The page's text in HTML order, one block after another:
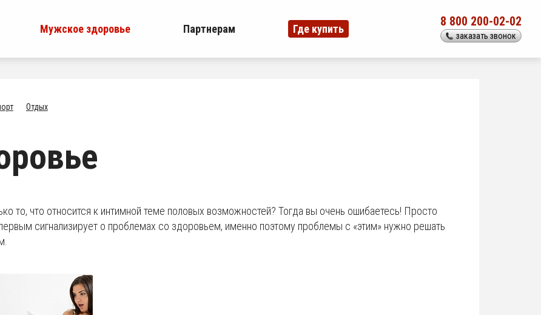
Мужское здоровье Партнерам Где купить
8 800 200-02-02
заказать звонок
Отдых
то, что относится к интимной теме половых возможностей? Тогда вы очень ошибаетесь! Просто
сигнализирует о проблемах со здоровьем, именно поэтому проблемы с «этим» нужно решать